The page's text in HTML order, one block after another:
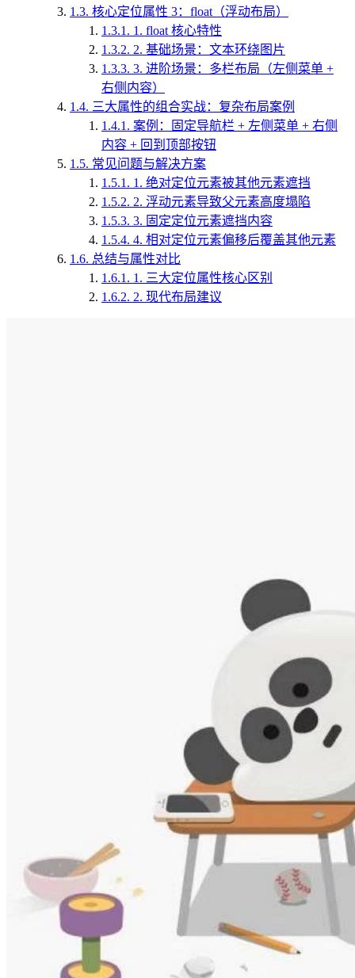
1.3. 核心定位属性 3：float（浮动布局）
1.3.1. 1. float 核心特性
1.3.2. 2. 基础场景：文本环绕图片
1.3.3. 3. 进阶场景：多栏布局（左侧菜单 +
右侧内容）
1.4. 三大属性的组合实战：复杂布局案例
1.4.1. 案例：固定导航栏 + 左侧菜单 + 右侧
内容 + 回到顶部按钮
1.5. 常见问题与解决方案
1.5.1. 1. 绝对定位元素被其他元素遮挡
1.5.2. 2. 浮动元素导致父元素高度塌陷
1.5.3. 3. 固定定位元素遮挡内容
1.5.4. 4. 相对定位元素偏移后覆盖其他元素
1.6. 总结与属性对比
1.6.1. 1. 三大定位属性核心区别
1.6.2. 2. 现代布局建议